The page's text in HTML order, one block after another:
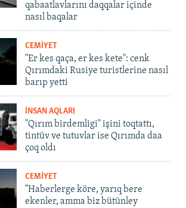
qabaatlavlarını daqqalar içinde
nasıl baqalar
CEMİYET
"Er kes qaça, er kes kete": cenk
Qırımdaki Rusiye turistlerine nasıl
barıp yetti
İNSAN AQLARI
"Qırım birdemligi" işini toqtattı,
tintüv ve tutuvlar ise Qırımda daa
çoq oldı
CEMİYET
"Haberlerge köre, yarıq bere
ekenler, amma biz bütünley